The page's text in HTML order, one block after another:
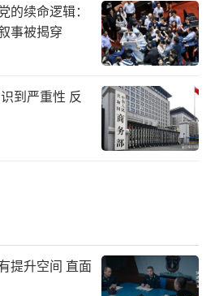
的续命逻辑：
事被揭穿
到严重性 反
提升空间 直面